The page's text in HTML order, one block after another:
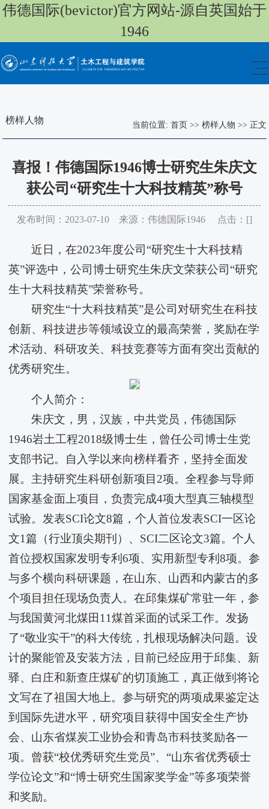
伟德国际(bevictor)官方网站-源自英国始于
1946
榜样人物 当前位置: 首页 >> 榜样人物 >> 正文
喜报！​伟德国际1946博士研究生朱庆文
获公司“研究生十大科技精英”称号
发布时间：2023-07-10 来源：伟德国际1946 点击：[]
近日，在2023年度公司“研究生十大科技精
英”评选中，公司博士研究生朱庆文荣获公司“研究
生十大科技精英”荣誉称号。
研究生“十大科技精英”是公司对研究生在科技
创新、科技进步等领域设立的最高荣誉，奖励在学
术活动、科研攻关、科技竞赛等方面有突出贡献的
优秀研究生。
个人简介：
朱庆文，男，汉族，中共党员，伟德国际
1946岩土工程2018级博士生，曾任公司博士生党
支部书记。自入学以来向榜样看齐，坚持全面发
展。主持研究生科研创新项目2项。全程参与导师
国家基金面上项目，负责完成4项大型真三轴模型
试验。发表SCI论文8篇，个人首位发表SCI一区论
文1篇（行业顶尖期刊）、SCI二区论文3篇。个人
首位授权国家发明专利6项、实用新型专利8项。参
与多个横向科研课题，在山东、山西和内蒙古的多
个项目担任现场负责人。在邱集煤矿常驻一年，参
与我国黄河北煤田11煤首采面的试采工作。发扬
了“敬业实干”的科大传统，扎根现场解决问题。设
计的聚能管及安装方法，目前已经应用于邱集、新
驿、白庄和新查庄煤矿的切顶施工，真正做到将论
文写在了祖国大地上。参与研究的两项成果鉴定达
到国际先进水平，研究项目获得中国安全生产协
会、山东省煤炭工业协会和青岛市科技奖励各一
项。曾获“校优秀研究生党员”、“山东省优秀硕士
学位论文”和“博士研究生国家奖学金”等多项荣誉
和奖励。